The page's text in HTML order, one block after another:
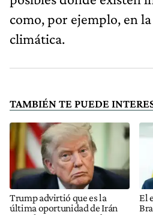
como, por ejemplo, en
climática.
TAMBIÉN TE PUEDE
Trump advirtió que es la
última oportunidad de Irán
El